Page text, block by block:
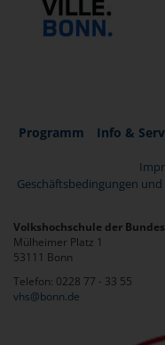
Programm Info &
Geschäftsbedingungen
Volkshochschule der
Mülheimer Platz 1
53111 Bonn
Telefon: 0228 77 - 33 55
vhs@bonn.de